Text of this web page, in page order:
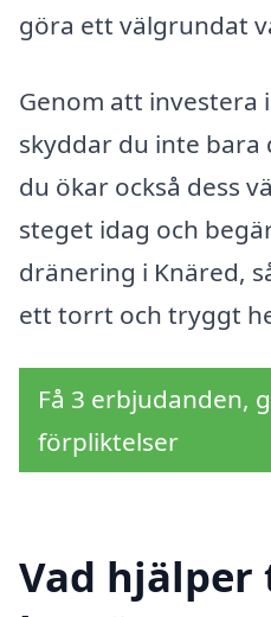
göra ett välgrundat
Genom att
skyddar du inte
du ökar också dess
steget idag och
dränering i Knäred,
ett torrt och tryggt
Få 3 erbjudanden,
förpliktelser
Vad